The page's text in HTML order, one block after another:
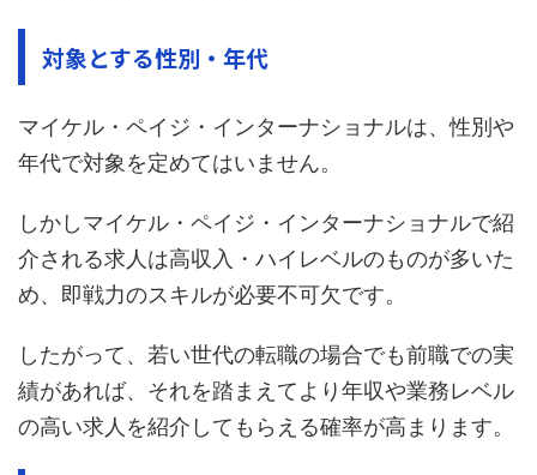
対象とする性別・年代
マイケル・ペイジ・インターナショナルは、性別や
年代で対象を定めてはいません。
しかしマイケル・ペイジ・インターナショナルで紹
介される求人は高収入・ハイレベルのものが多いた
め、即戦力のスキルが必要不可欠です。
したがって、若い世代の転職の場合でも前職での実
績があれば、それを踏まえてより年収や業務レベル
の高い求人を紹介してもらえる確率が高まります。